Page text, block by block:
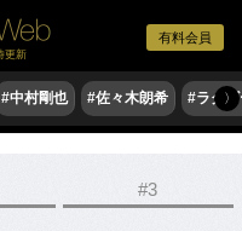
有料会員
更新
#中村剛也 #佐々木朗希 #ラグ〉
#3